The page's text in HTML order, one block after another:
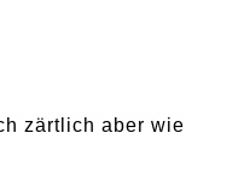
zärtlich aber wie